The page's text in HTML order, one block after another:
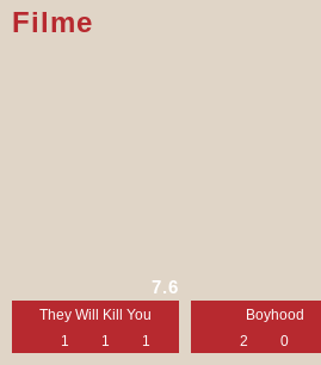
Filme
They Will Kill You
7.6
1 1 1
Boyhood
2 0